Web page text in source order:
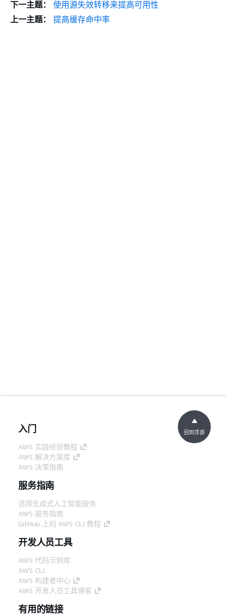
下一主题：
使用源失效转移来提高可用性
上一主题：
提高缓存命中率
入门
AWS 实践经验教程
AWS 解决方案库
AWS 决策指南
服务指南
选择生成式人工智能服务
AWS 服务指南
GitHub 上的 AWS CLI 教程
开发人员工具
AWS 代码示例库
AWS CLI
AWS 构建者中心
AWS 开发人员工具博客
有用的链接
回到顶部